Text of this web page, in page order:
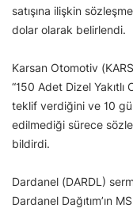
satışına ilişkin
dolar olarak belirlendi.
Karsan Otomotiv
“150 Adet Dizel Yakıtlı
teklif verdiğini ve 10
edilmediği sürece
bildirdi.
Dardanel (DARDL)
Dardanel Dağıtım’ın